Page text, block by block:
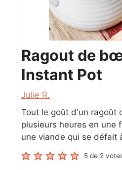
Ragout de
Instant Pot
Julie R.
Tout le goût d'un ragoût
plusieurs heures en une
une viande qui se défait
5 de 2